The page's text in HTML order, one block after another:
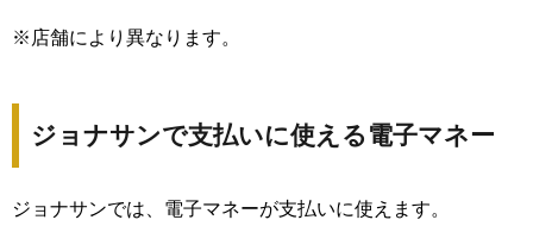
※店舗により異なります。
ジョナサンで支払いに使える電子マネー
ジョナサンでは、電子マネーが支払いに使えます。